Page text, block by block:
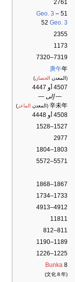
2761
51
Geo. 3 –
52 Geo. 3
2355
1173
7319–7320
庚午年
(المعدن الحصان)
4507 أو 4447
— إلى —
辛未年 (المعدن الماعز )
4508 أو 4448
1527–1528
2977
1803–1804
5571–5572
1867–1868
1733–1734
4912–4913
11811
811–812
1189–1190
1225–1226
Bunka 8
(文化８年)